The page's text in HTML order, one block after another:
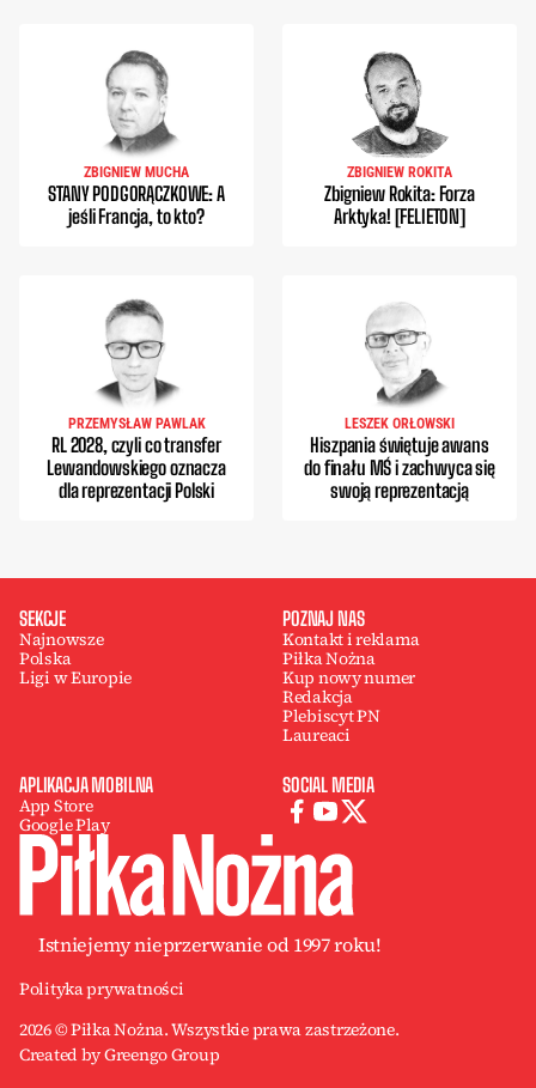
ZBIGNIEW MUCHA
STANY PODGORĄCZKOWE: A
jeśli Francja, to kto?
ZBIGNIEW ROKITA
Zbigniew Rokita: Forza
Arktyka! [FELIETON]
PRZEMYSŁAW PAWLAK
RL 2028, czyli co transfer
Lewandowskiego oznacza
dla reprezentacji Polski
LESZEK ORŁOWSKI
Hiszpania świętuje awans
do finału MŚ i zachwyca się
swoją reprezentacją
SEKCJE
Najnowsze
Polska
Ligi w Europie
POZNAJ NAS
Kontakt i reklama
Piłka Nożna
Kup nowy numer
Redakcja
Plebiscyt PN
Laureaci
APLIKACJA MOBILNA
App Store
Google Play
SOCIAL MEDIA
Istniejemy nieprzerwanie od 1997 roku!
Polityka prywatności
2026 © Piłka Nożna. Wszystkie prawa zastrzeżone.
Created by Greengo Group